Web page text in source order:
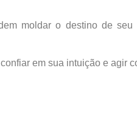
moldar o destino de
em sua intuição e agir